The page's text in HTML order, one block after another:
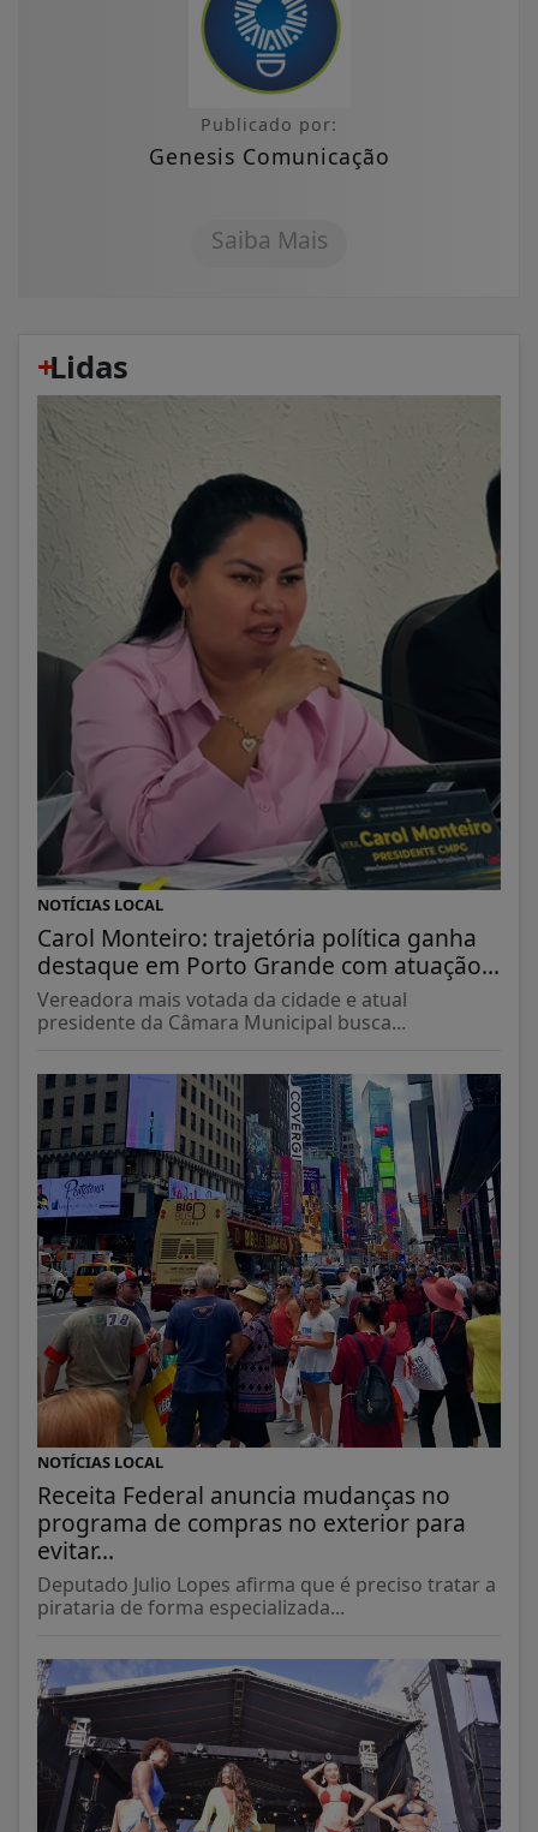
Publicado por:
Genesis Comunicação
Saiba Mais
+
Lidas
NOTÍCIAS LOCAL
Carol Monteiro: trajetória política ganha
destaque em Porto Grande com atuação...
Vereadora mais votada da cidade e atual
presidente da Câmara Municipal busca...
NOTÍCIAS LOCAL
Receita Federal anuncia mudanças no
programa de compras no exterior para
evitar...
Deputado Julio Lopes afirma que é preciso tratar a
pirataria de forma especializada...